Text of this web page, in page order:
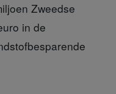
Zweedse
in de